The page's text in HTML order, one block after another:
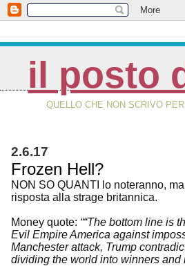
il posto
QUELLO CHE NON SCRIVO
2.6.17
Frozen Hell?
NON SO QUANTI lo noteranno,
risposta alla strage britannica.
Money quote: ““The bottom line is
Evil Empire America against
Manchester attack, Trump
dividing the world into winners and